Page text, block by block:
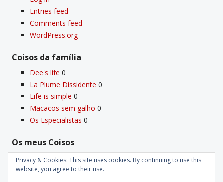
Entries feed
Comments feed
WordPress.org
Coisos da famí­lia
Dee's life 0
La Plume Dissidente 0
Life is simple 0
Macacos sem galho 0
Os Especialistas 0
Os meus Coisos
Deus0
Velho Coiso0
Privacy & Cookies: This site uses cookies. By continuing to use this
website, you agree to their use.